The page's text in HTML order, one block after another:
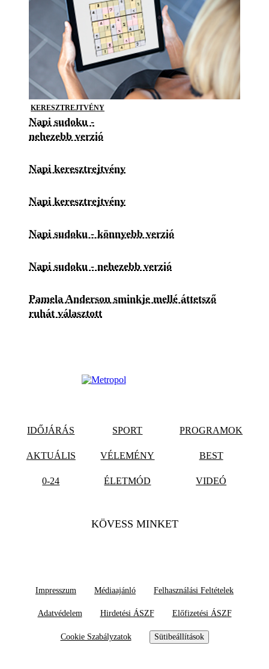
KERESZTREJTVÉNY
Napi sudoku -
nehezebb verzió
Napi keresztrejtvény
Napi keresztrejtvény
Napi sudoku - könnyebb verzió
Napi sudoku - nehezebb verzió
Pamela Anderson sminkje mellé áttetsző
ruhát választott
IDŐJÁRÁS SPORT PROGRAMOK
AKTUÁLIS VÉLEMÉNY BEST
0-24 ÉLETMÓD VIDEÓ
KÖVESS MINKET
Impresszum Médiaajánló Felhasználási Feltételek
Adatvédelem Hirdetési ÁSZF Előfizetési ÁSZF
Cookie Szabályzatok Sütibeállítások